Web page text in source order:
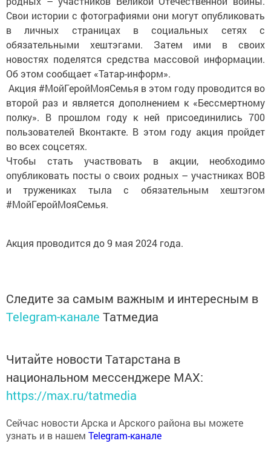
Свои истории с фотографиями они могут опубликовать
в личных страницах в социальных сетях с
обязательными хештэгами. Затем ими в своих
новостях поделятся средства массовой информации.
Об этом сообщает «Татар-информ».
Акция #МойГеройМояСемья в этом году проводится во
второй раз и является дополнением к «Бессмертному
полку». В прошлом году к ней присоединились 700
пользователей Вконтакте. В этом году акция пройдет
во всех соцсетях.
Чтобы стать участвовать в акции, необходимо
опубликовать посты о своих родных – участниках ВОВ
и тружениках тыла с обязательным хештэгом
#МойГеройМояСемья.
Telegram-каналеТатмедиа
Читайте новости Татарстана в
национальном мессенджере MАХ:
https://max.ru/tatmedia
узнать и в нашемTelegram-канале